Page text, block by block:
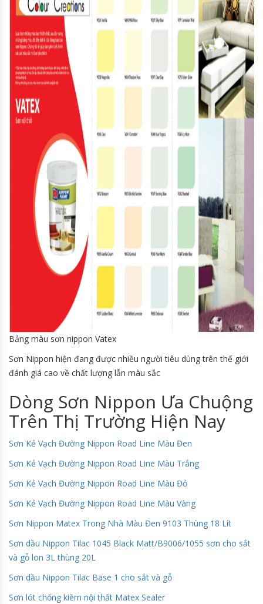
Bảng màu sơn nippon Vatex
Sơn Nippon hiện đang được nhiều người tiêu dùng trên thế giới
đánh giá cao về chất lượng lẫn màu sắc
Dòng Sơn Nippon Ưa Chuộng
Trên Thị Trường Hiện Nay
Sơn Kẻ Vạch Đường Nippon Road Line Màu Đen
Sơn Kẻ Vạch Đường Nippon Road Line Màu Trắng
Sơn Kẻ Vạch Đường Nippon Road Line Màu Đỏ
Sơn Kẻ Vạch Đường Nippon Road Line Màu Vàng
Sơn Nippon Matex Trong Nhà Màu Đen 9103 Thùng 18 Lít
Sơn dầu Nippon Tilac 1045 Black Matt/B9006/1055 sơn cho sắt
và gỗ lon 3L thùng 20L
Sơn dầu Nippon Tilac Base 1 cho sắt và gỗ
Sơn lót chống kiềm nội thất Matex Sealer